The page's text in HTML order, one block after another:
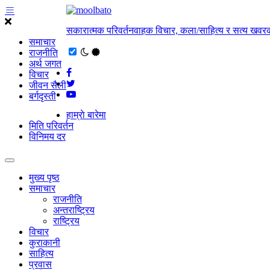
समाचार
राजनीति
अर्थ जगत
विचार
जीवन सैली
बर्गदृस्ती
सकारात्मक परिवर्तनवाहक विचार, कला/साहित्य र सत्य
हाम्राे बारेमा
मिति परिवर्तन
विनिमय दर
मुख्य पृष्ठ
समाचार
राजनीति
अन्तराष्ट्रिय
राष्ट्रिय
विचार
कुराकानी
साहित्य
प्रवास